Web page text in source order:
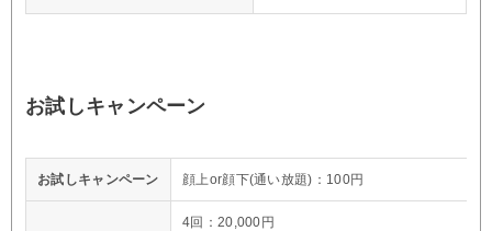
お試しキャンペーン
お試しキャンペーン 顔上or顔下(通い放題)：100円
4回：20,000円